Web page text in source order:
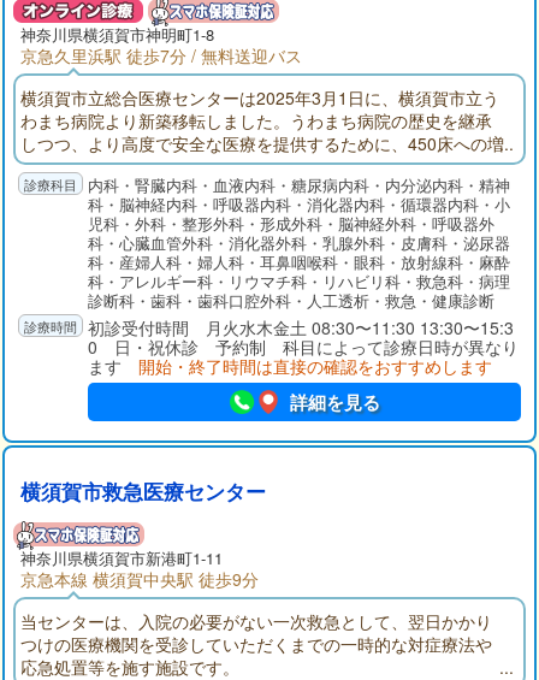
神奈川県横須賀市神明町1-8
京急久里浜駅 徒歩7分 / 無料送迎バス
横須賀市立総合医療センターは2025年3月1日に、横須賀市立う
わまち病院より新築移転しました。うわまち病院の歴史を継承
しつつ、より高度で安全な医療を提供するために、450床への増
床、ヘリポートの新設、PETなどの高度医療機器の導入を通じ
て、救急医療の充実と専門性の高い診療の提供を実現します。
「優しい心、深い知識、高い技術」をもって安全に配慮した、
良質な医療を提供し、地域社会に貢献します。
内科・腎臓内科・血液内科・糖尿病内科・内分泌内科・精神
科・脳神経内科・呼吸器内科・消化器内科・循環器内科・小
児科・外科・整形外科・形成外科・脳神経外科・呼吸器外
科・心臓血管外科・消化器外科・乳腺外科・皮膚科・泌尿器
科・産婦人科・婦人科・耳鼻咽喉科・眼科・放射線科・麻酔
科・アレルギー科・リウマチ科・リハビリ科・救急科・病理
診断科・歯科・歯科口腔外科・人工透析・救急・健康診断
初診受付時間 月火水木金土 08:30〜11:30 13:30〜15:3
0 日・祝休診 予約制 科目によって診療日時が異なり
ます 開始・終了時間は直接の確認をおすすめします
詳細を見る
横須賀市救急医療センター
神奈川県横須賀市新港町1-11
京急本線 横須賀中央駅 徒歩9分
当センターは、入院の必要がない一次救急として、翌日かかり
つけの医療機関を受診していただくまでの一時的な対症療法や
応急処置等を施す施設です。